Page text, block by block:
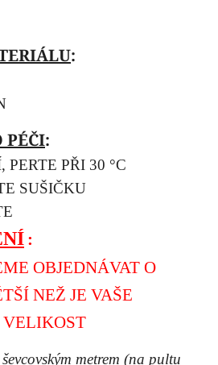
:
PÉČI:
PERTE PŘI 30 °C
SUŠIČKU
:
OBJEDNÁVAT O
NEŽ JE VAŠE
metrem (na pultu